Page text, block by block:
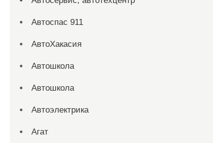
Автоспас 911
АвтоХакасия
Автошкола
Автошкола
Автоэлектрика
Агат